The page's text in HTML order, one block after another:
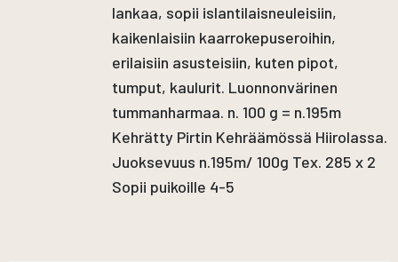
lankaa, sopii islantilaisneuleisiin,
kaikenlaisiin kaarrokepuseroihin,
erilaisiin asusteisiin, kuten pipot,
tumput, kaulurit. Luonnonvärinen
tummanharmaa. n. 100 g = n.195m
Kehrätty Pirtin Kehräämössä Hiirolassa.
Juoksevuus n.195m/ 100g Tex. 285 x 2
Sopii puikoille 4-5